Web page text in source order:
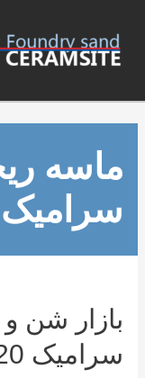
ماسه
سرامیک
بازار شن و
سرامیک 2020